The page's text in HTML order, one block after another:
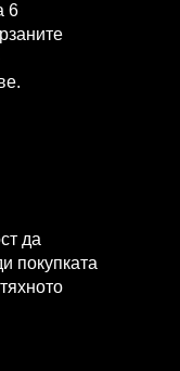
6
да
покупката